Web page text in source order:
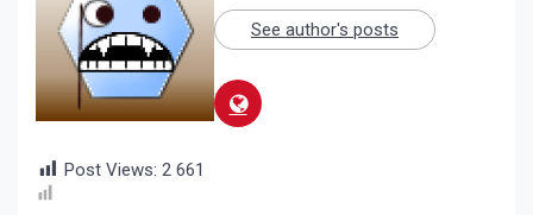
See author's posts
Post Views: 2 661